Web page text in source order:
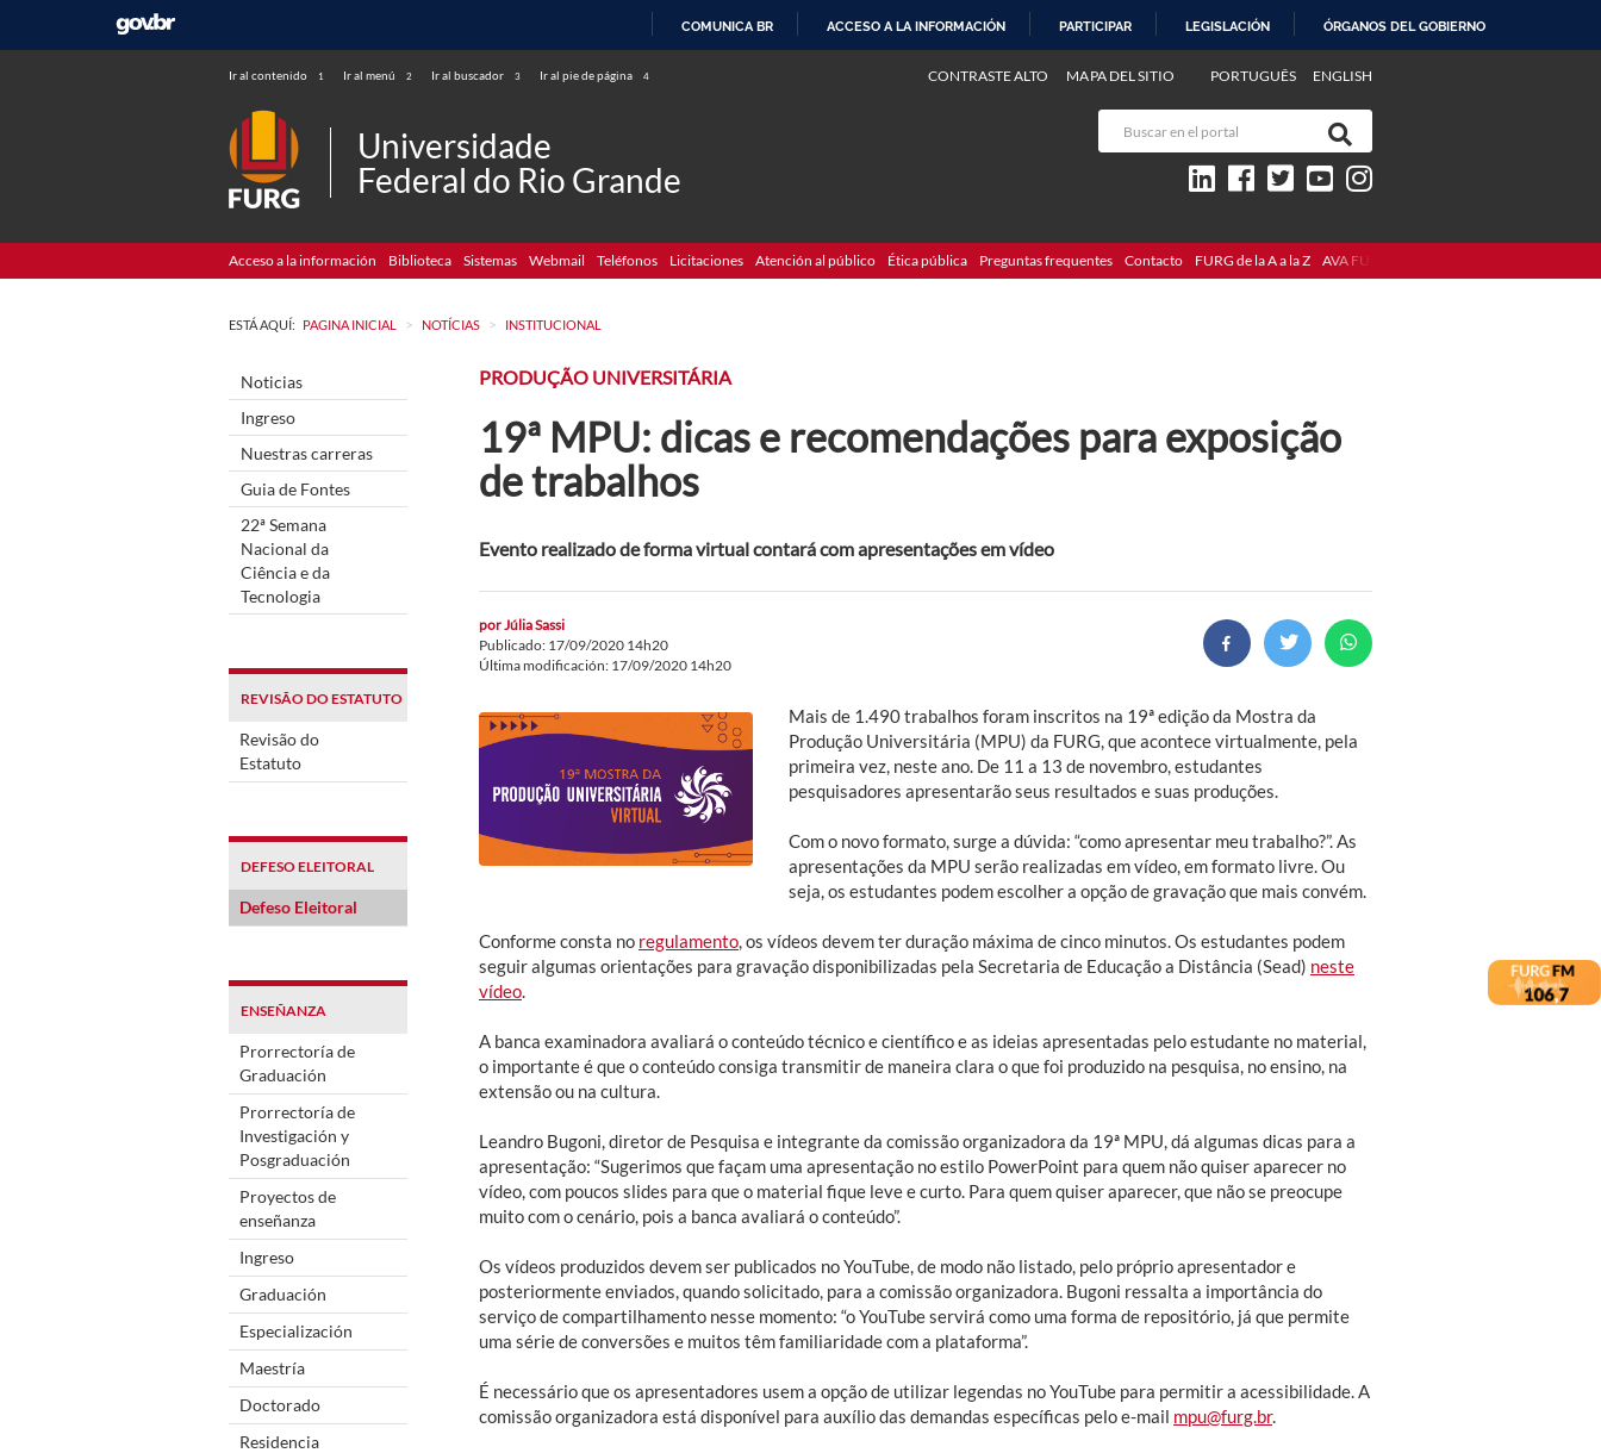
COMUNICA BR ACCESO A LA INFORMACIÓN PARTICIPAR LEGISLACIÓN ÓRGANOS DEL GOBIERNO
Ir al contenido 1 Ir al menú 2 Ir al buscador 3 Ir al pie de página 4 PORTUGUÊS ENGLISH
CONTRASTE ALTO MAPA DEL SITIO
Universidade
Federal do Rio Grande
Acceso a la información Biblioteca Sistemas Webmail Teléfonos Licitaciones Atención al público Ética pública Preguntas frequentes Contacto FURG de la A a la Z AVA FURG
ESTÁ AQUÍ: PAGINA INICIAL > NOTÍCIAS > INSTITUCIONAL
Noticias
Ingreso
Nuestras carreras
Guia de Fontes
22ª Semana
Nacional da
Ciência e da
Tecnologia
REVISÃO DO ESTATUTO
Revisão do
Estatuto
DEFESO ELEITORAL
Defeso Eleitoral
ENSEÑANZA
Prorrectoría de
Graduación
Prorrectoría de
Investigación y
Posgraduación
Proyectos de
enseñanza
Ingreso
Graduación
Especialización
Maestría
Doctorado
Residencia
PRODUÇÃO UNIVERSITÁRIA
19ª MPU: dicas e recomendações para exposição
de trabalhos
Evento realizado de forma virtual contará com apresentações em vídeo
porJúlia Sassi
Publicado: 17/09/2020 14h20
Última modificación: 17/09/2020 14h20
Mais de 1.490 trabalhos foram inscritos na 19ª edição da Mostra da
Produção Universitária (MPU) da FURG, que acontece virtualmente, pela
primeira vez, neste ano. De 11 a 13 de novembro, estudantes
pesquisadores apresentarão seus resultados e suas produções.
Com o novo formato, surge a dúvida: “como apresentar meu trabalho?”. As
apresentações da MPU serão realizadas em vídeo, em formato livre. Ou
seja, os estudantes podem escolher a opção de gravação que mais convém.
Conforme consta no regulamento , os vídeos devem ter duração máxima de cinco minutos. Os estudantes podem
seguir algumas orientações para gravação disponibilizadas pela Secretaria de Educação a Distância (Sead) neste
vídeo
A banca examinadora avaliará o conteúdo técnico e científico e as ideias apresentadas pelo estudante no material,
o importante é que o conteúdo consiga transmitir de maneira clara o que foi produzido na pesquisa, no ensino, na
extensão ou na cultura.
Leandro Bugoni, diretor de Pesquisa e integrante da comissão organizadora da 19ª MPU, dá algumas dicas para a
apresentação: “Sugerimos que façam uma apresentação no estilo PowerPoint para quem não quiser aparecer no
vídeo, com poucos slides para que o material fique leve e curto. Para quem quiser aparecer, que não se preocupe
muito com o cenário, pois a banca avaliará o conteúdo”.
Os vídeos produzidos devem ser publicados no YouTube, de modo não listado, pelo próprio apresentador e
posteriormente enviados, quando solicitado, para a comissão organizadora. Bugoni ressalta a importância do
serviço de compartilhamento nesse momento: “o YouTube servirá como uma forma de repositório, já que permite
uma série de conversões e muitos têm familiaridade com a plataforma”.
É necessário que os apresentadores usem a opção de utilizar legendas no YouTube para permitir a acessibilidade. A
comissão organizadora está disponível para auxílio das demandas específicas pelo e-mail mpu@furg.br.